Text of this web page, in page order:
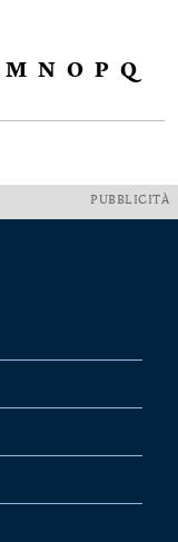
M N O P Q
PUBBLICITÀ